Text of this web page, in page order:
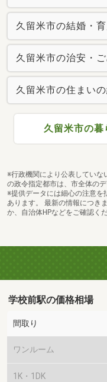
久留米市の結婚・
久留米市の治安・
久留米市の住まい
久留米市の暮
※行政機関により公表していな
の政令指定都市は、市全体の
※提供データには細心の注意を
あります。 最新の情報につき
か、自治体HPなどをご確認くだ
学校前駅の価格相場
間取り
ワンルーム
1K・1DK